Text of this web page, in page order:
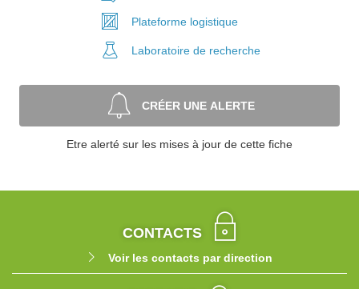
Plateforme logistique
Laboratoire de recherche
CRÉER UNE ALERTE
Etre alerté sur les mises à jour de cette fiche
CONTACTS
Voir les contacts par direction